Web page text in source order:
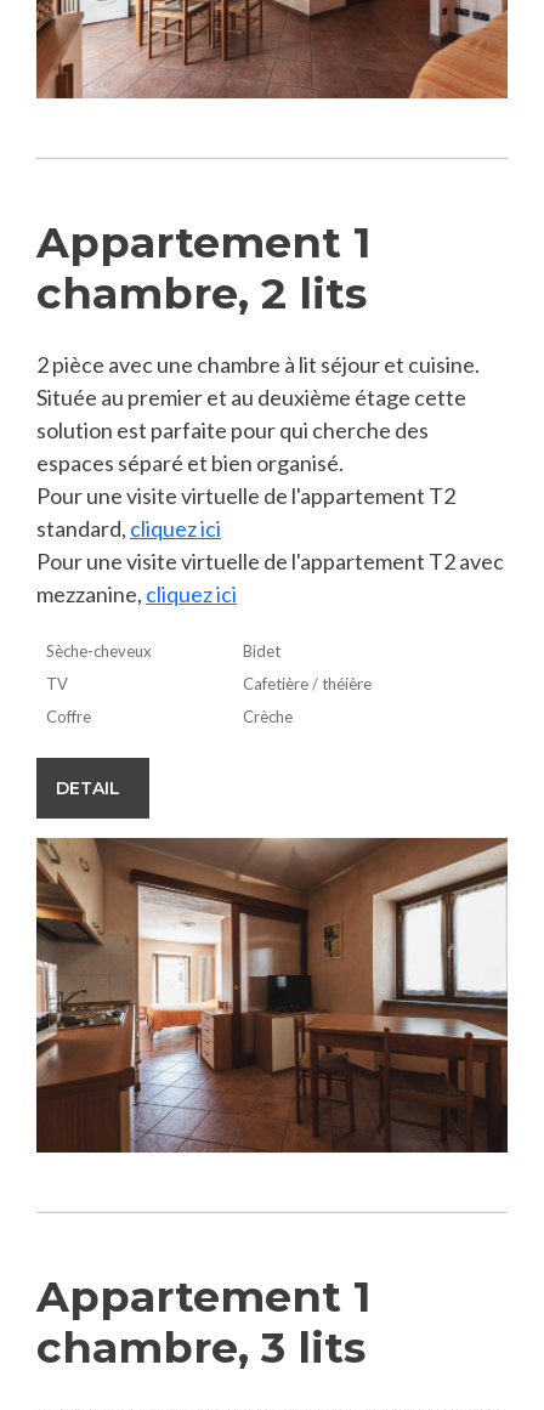
Appartement 1
chambre, 2 lits
2 pièce avec une chambre à lit séjour et cuisine.
Située au premier et au deuxième étage cette
solution est parfaite pour qui cherche des
espaces séparé et bien organisé.
Pour une visite virtuelle de l'appartement T2
standard, cliquez ici
Pour une visite virtuelle de l'appartement T2 avec
mezzanine, cliquez ici
Sèche-cheveux
TV
Coffre
Bidet
Cafetière / théière
Crèche
DETAIL
Appartement 1
chambre, 3 lits